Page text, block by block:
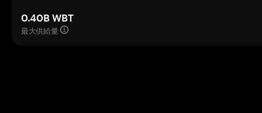
0.40B WBT
最大供給量